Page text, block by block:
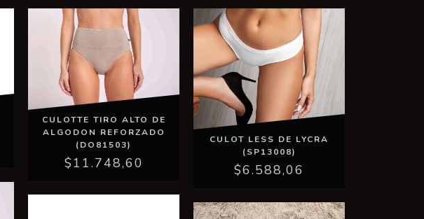
CULOTTE TIRO ALTO DE
ALGODON REFORZADO
(DO81503)
$11.748,60
CULOT LESS DE LYCRA
(SP13008)
$6.588,06